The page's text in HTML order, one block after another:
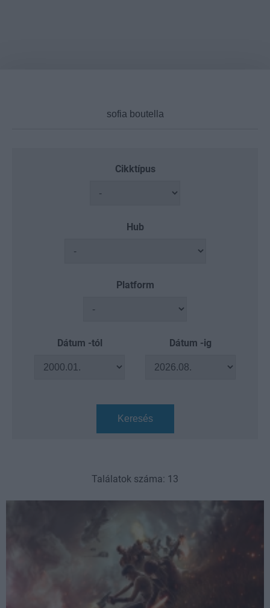
Cikktípus
Hub
Platform
Dátum -tól Dátum -ig
Keresés
Találatok száma: 13